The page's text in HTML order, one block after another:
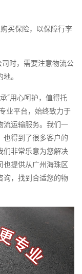
买保险，以保障行李
时，需要注意物流公
。
“用心呵护，值得托
业平台，始终致力于
流运输服务。我们一
也得到了很多客户的
们非常乐意为您解决
也提供从广州海珠区
询，找到合适您的物